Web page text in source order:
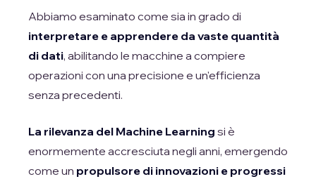
Abbiamo esaminato come sia in grado di
interpretare e apprendere da vaste quantità
di dati, abilitando le macchine a compiere
operazioni con una precisione e un'efficienza
senza precedenti.
La rilevanza del Machine Learning si è
enormemente accresciuta negli anni, emergendo
come un propulsore di innovazioni e progressi